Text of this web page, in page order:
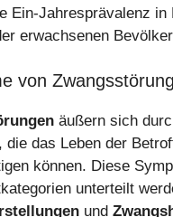
Ein-Jahresprävalenz in
erwachsenen
von
äußern sich
die das Leben der
können. Diese
unterteilt
und